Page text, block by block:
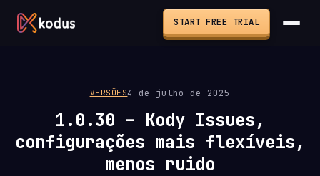
START FREE TRIAL
VERSÕES4 de julho de 2025
1.0.30 – Kody Issues,
configurações mais flexíveis,
menos ruido